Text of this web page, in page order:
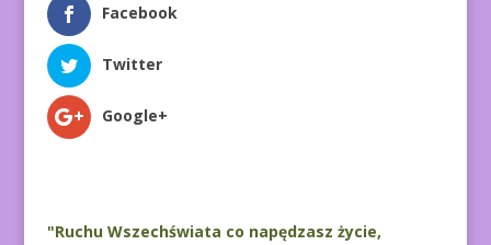
Facebook
Twitter
Google+
"Ruchu Wszechświata co napędzasz życie,